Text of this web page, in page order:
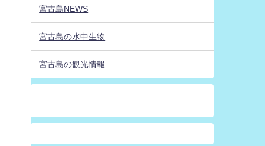
宮古島NEWS
宮古島の水中生物
宮古島の観光情報